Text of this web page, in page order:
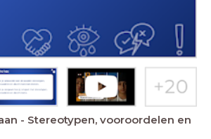
- Stereotypen, vooroordelen en